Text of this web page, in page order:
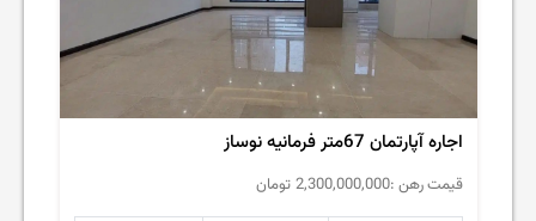
اجاره آپارتمان 67متر فرمانیه نوساز
قیمت رهن :2,300,000,000 تومان